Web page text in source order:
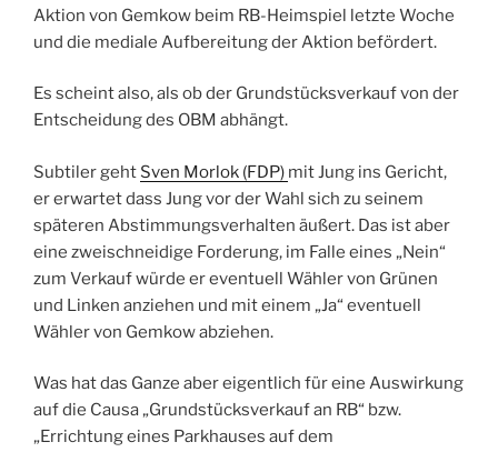
Aktion von Gemkow beim RB-Heimspiel letzte Woche
und die mediale Aufbereitung der Aktion befördert.
Es scheint also, als ob der Grundstücksverkauf von der
Entscheidung des OBM abhängt.
Subtiler geht Sven Morlok (FDP) mit Jung ins Gericht,
er erwartet dass Jung vor der Wahl sich zu seinem
späteren Abstimmungsverhalten äußert. Das ist aber
eine zweischneidige Forderung, im Falle eines „Nein“
zum Verkauf würde er eventuell Wähler von Grünen
und Linken anziehen und mit einem „Ja“ eventuell
Wähler von Gemkow abziehen.
Was hat das Ganze aber eigentlich für eine Auswirkung
auf die Causa „Grundstücksverkauf an RB“ bzw.
„Errichtung eines Parkhauses auf dem